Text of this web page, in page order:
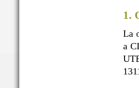
1.
La
a